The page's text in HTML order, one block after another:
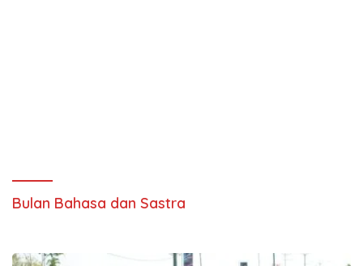
Bulan Bahasa dan Sastra